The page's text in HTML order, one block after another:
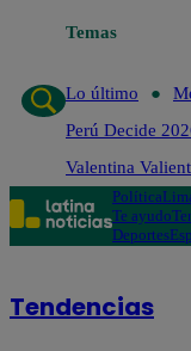
Temas
Lo último
Perú Decide
Valentina
Política
Te ayudo
Deportes
Tendencias